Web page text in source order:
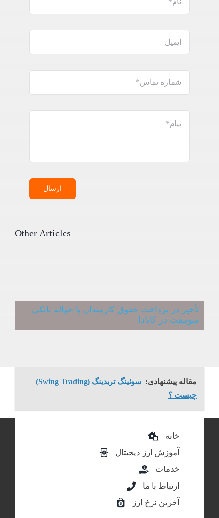
ارسال
Other Articles
تأخیر در پرداخت حقوق کارمندان با حواله بانکی
سوییفت در کانادا
مقاله پیشنهادی:
سوئینگ تریدینگ (Swing Trading)
چیست ؟
خانه
آموزش ارز دیجیتال
خدمات
ارتباط با ما
آخرین نرخ ارز